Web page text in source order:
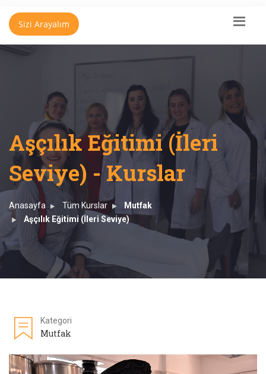
Sizi Arayalım
Aşçılık Eğitimi (İleri
Seviye) - Kurslar
Anasayfa Tüm Kurslar
Mutfak
Aşçılık Eğitimi (İleri Seviye)
Kategori
Mutfak